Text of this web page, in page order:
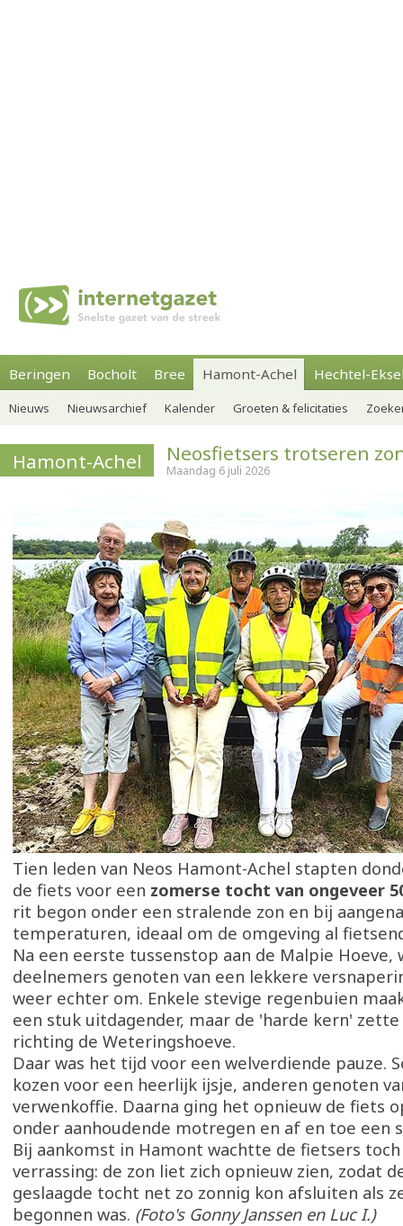
Beringen Bocholt Bree Hamont-Achel Hechtel-
Nieuws Nieuwsarchief Kalender Groeten & felicitaties
Hamont-Achel Neosfietsers trotseren
Maandag 6 juli 2026
Tien leden van Neos Hamont-Achel stapten
de fiets voor een zomerse tocht van ongeveer
rit begon onder een stralende zon en bij
temperaturen, ideaal om de omgeving al
Na een eerste tussenstop aan de Malpie Hoeve,
deelnemers genoten van een lekkere
weer echter om. Enkele stevige regenbuien
een stuk uitdagender, maar de 'harde kern'
richting de Weteringshoeve.
Daar was het tijd voor een welverdiende pauze.
kozen voor een heerlijk ijsje, anderen genoten
verwenkoffie. Daarna ging het opnieuw de fiets
onder aanhoudende motregen en af en toe een
Bij aankomst in Hamont wachtte de fietsers
verrassing: de zon liet zich opnieuw zien, zodat
geslaagde tocht net zo zonnig kon afsluiten als
begonnen was. (Foto's Gonny Janssen en Luc I.)